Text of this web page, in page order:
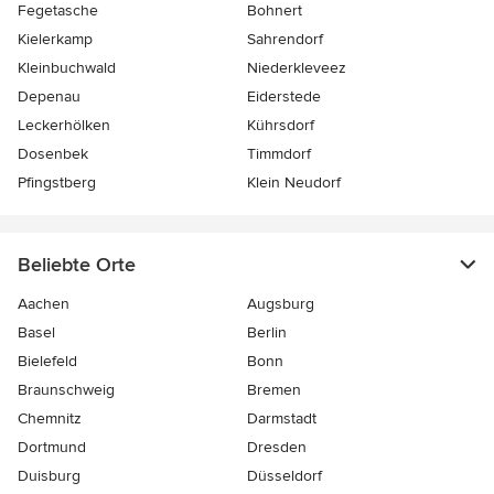
Fegetasche
Bohnert
Kielerkamp
Sahrendorf
Kleinbuchwald
Niederkleveez
Depenau
Eiderstede
Leckerhölken
Kührsdorf
Dosenbek
Timmdorf
Pfingstberg
Klein Neudorf
Beliebte Orte
Aachen
Augsburg
Basel
Berlin
Bielefeld
Bonn
Braunschweig
Bremen
Chemnitz
Darmstadt
Dortmund
Dresden
Duisburg
Düsseldorf